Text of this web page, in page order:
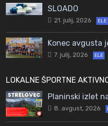
SLOADO
21. julij, 2026 ELE
Konec avgusta
7. julij, 2026 ELE
LOKALNE ŠPORTNE
Planinski izlet
8. avgust, 2026